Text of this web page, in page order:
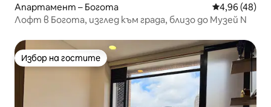
Апартамент – Богота Средна
4,96 (48)
Лофт в Богота, изглед към града, близо до Музей N
Избор на гостите
Избор на гостите